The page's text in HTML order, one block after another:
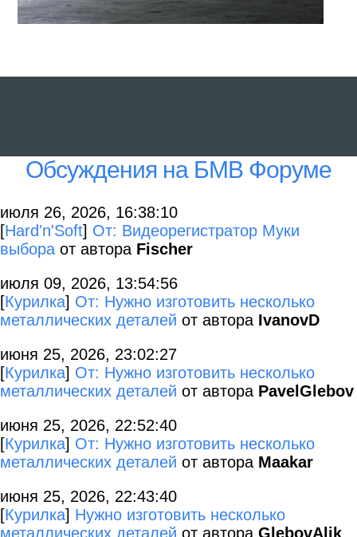
Обсуждения на БМВ Форуме
июля 26, 2026, 16:38:10
[Hard'n'Soft] От: Видеорегистратор Муки
выбора от автора Fischer
июля 09, 2026, 13:54:56
[Курилка] От: Нужно изготовить несколько
металлических деталей от автора IvanovD
июня 25, 2026, 23:02:27
[Курилка] От: Нужно изготовить несколько
металлических деталей от автора PavelGlebov
июня 25, 2026, 22:52:40
[Курилка] От: Нужно изготовить несколько
металлических деталей от автора Maakar
июня 25, 2026, 22:43:40
[Курилка] Нужно изготовить несколько
металлических деталей от автора GlebovAlik